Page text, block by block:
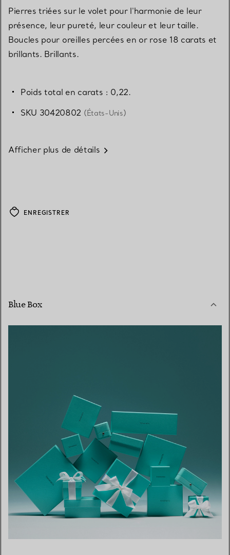
Pierres triées sur le volet pour l'harmonie de leur
présence, leur pureté, leur couleur et leur taille.
Boucles pour oreilles percées en or rose 18 carats et
brillants. Brillants.
Poids total en carats : 0,22.
SKU 30420802 (États-Unis)
Afficher plus de détails
ENREGISTRER
Blue Box